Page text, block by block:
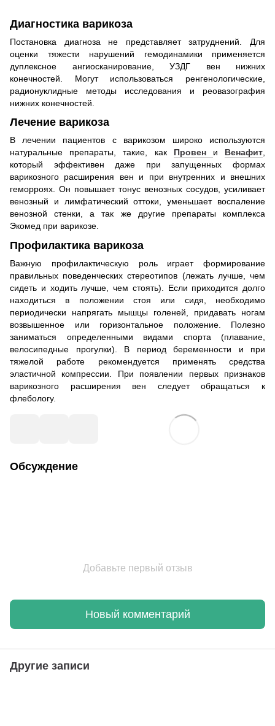
Диагностика варикоза
Постановка диагноза не представляет затруднений. Для
оценки тяжести нарушений гемодинамики применяется
дуплексное ангиосканирование, УЗДГ вен нижних
конечностей. Могут использоваться ренгенологические,
радионуклидные методы исследования и реовазография
нижних конечностей.
Лечение варикоза
В лечении пациентов с варикозом широко используются
натуральные препараты, такие, как Провен и Венафит,
который эффективен даже при запущенных формах
варикозного расширения вен и при внутренних и внешних
геморроях. Он повышает тонус венозных сосудов, усиливает
венозный и лимфатический оттоки, уменьшает воспаление
венозной стенки, а так же другие препараты комплекса
Экомед при варикозе.
Профилактика варикоза
Важную профилактическую роль играет формирование
правильных поведенческих стереотипов (лежать лучше, чем
сидеть и ходить лучше, чем стоять). Если приходится долго
находиться в положении стоя или сидя, необходимо
периодически напрягать мышцы голеней, придавать ногам
возвышенное или горизонтальное положение. Полезно
заниматься определенными видами спорта (плавание,
велосипедные прогулки). В период беременности и при
тяжелой работе рекомендуется применять средства
эластичной компрессии. При появлении первых признаков
варикозного расширения вен следует обращаться к
флебологу.
Обсуждение
Добавьте первый отзыв
Новый комментарий
Другие записи